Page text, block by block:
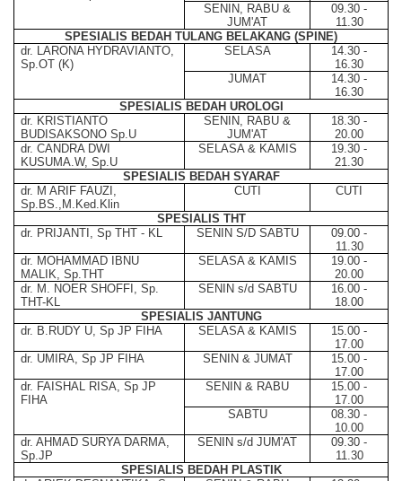
SENIN, RABU &
JUM'AT
09.30 -
11.30
SPESIALIS BEDAH TULANG BELAKANG (SPINE)
dr. LARONA HYDRAVIANTO,
Sp.OT (K)
SELASA
14.30 -
16.30
JUMAT
14.30 -
16.30
SPESIALIS BEDAH UROLOGI
dr. KRISTIANTO
BUDISAKSONO Sp.U
SENIN, RABU &
JUM'AT
18.30 -
20.00
dr. CANDRA DWI
KUSUMA.W, Sp.U
SELASA & KAMIS
19.30 -
21.30
SPESIALIS BEDAH SYARAF
dr. M ARIF FAUZI,
Sp.BS.,M.Ked.Klin
CUTI CUTI
SPESIALIS THT
dr. PRIJANTI, Sp THT - KL
SENIN S/D SABTU
09.00 -
11.30
dr. MOHAMMAD IBNU
MALIK, Sp.THT
SELASA & KAMIS
19.00 -
20.00
dr. M. NOER SHOFFI, Sp.
THT-KL
SENIN s/d SABTU
16.00 -
18.00
SPESIALIS JANTUNG
dr. B.RUDY U, Sp JP FIHA
SELASA & KAMIS
15.00 -
17.00
dr. UMIRA, Sp JP FIHA
SENIN & JUMAT
15.00 -
17.00
dr. FAISHAL RISA, Sp JP
FIHA
SENIN & RABU
15.00 -
17.00
SABTU
08.30 -
10.00
dr. AHMAD SURYA DARMA,
Sp.JP
SENIN s/d JUM'AT
09.30 -
11.30
SPESIALIS BEDAH PLASTIK